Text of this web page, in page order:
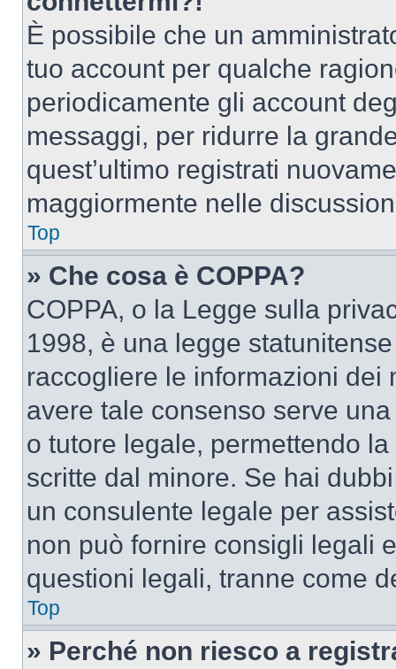
È possibile che un
tuo account per qualche
periodicamente gli account
messaggi, per ridurre la
quest’ultimo registrati
maggiormente nelle
Top
» Che cosa è COPPA?
COPPA, o la Legge sulla
1998, è una legge
raccogliere le informazioni dei
avere tale consenso serve
o tutore legale, permettendo
scritte dal minore. Se hai
un consulente legale per
non può fornire consigli legali
questioni legali, tranne come
Top
» Perché non riesco a